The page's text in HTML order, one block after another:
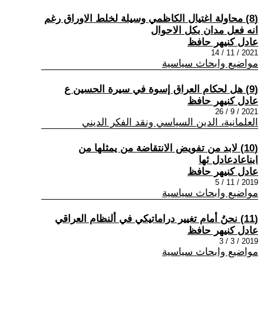
(8) محاولة اغتيال الكاظمي وسيلة لخلط الاوراق رغم
انه فعل مدان بكل الاحوال
عادل كنيهر حافظ
2021 / 11 / 14
مواضيع وابحاث سياسية
(9) هل لحكام العراق إسوة في سيرة الحسين ع
عادل كنيهر حافظ
2021 / 9 / 26
العلمانية، الدين السياسي ونقد الفكر الديني
(10) لابد من تفويض الانتقاضة من يمثلها من
ابناعادعادل ئها
عادل كنيهر حافظ
2019 / 11 / 5
مواضيع وابحاث سياسية
(11) نحنُ أمام تغيير دراماتيكي في ألنظام العراقي
عادل كنيهر حافظ
2019 / 3 / 3
مواضيع وابحاث سياسية